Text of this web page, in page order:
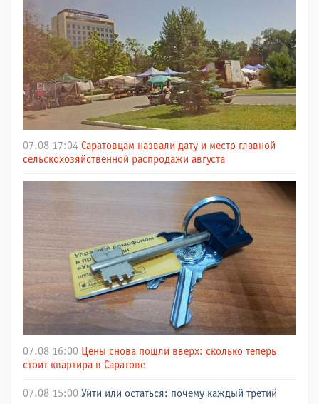
07.08 17:04 Саратовцам назвали дату и место главной
сельскохозяйственной распродажи августа
07.08 16:00 Цены снова пошли вверх: сколько теперь
стоит квартира в Саратове
07.08 15:00 Уйти или остаться: почему каждый третий